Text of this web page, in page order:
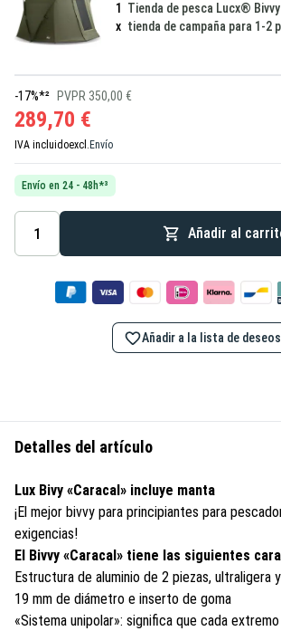
1
x
Tienda de pesca Lucx®
tienda de campaña para 1-2
-17%*² PVPR 350,00 €
289,70 €
IVA incluidoexcl. Envío
Envío en 24 - 48h*³
Añadir al
Añadir a la lista de deseos
Detalles del artículo
Lux Bivy «Caracal» incluye manta
¡El mejor bivvy para principiantes para
exigencias!
El Bivvy «Caracal» tiene las siguientes
Estructura de aluminio de 2 piezas, ultraligera
19 mm de diámetro e inserto de goma
«Sistema unipolar»: significa que cada